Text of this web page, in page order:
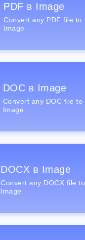
PDF в Image
Convert any PDF file to
Image
DOC в Image
Convert any DOC file to
Image
DOCX в Image
Convert any DOCX file to
Image